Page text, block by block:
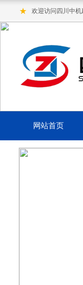
★ 欢迎访问四川中机
网站首页